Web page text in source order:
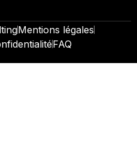
Mentions légales
FAQ